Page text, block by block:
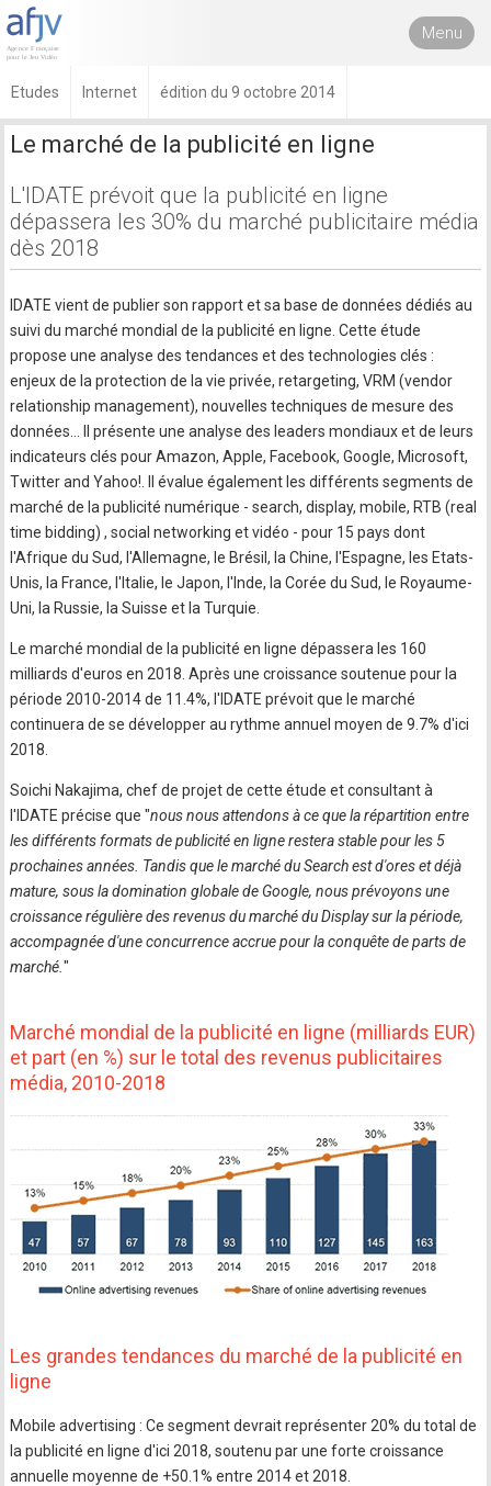
Menu
Etudes Internet édition du 9 octobre 2014
Le marché de la publicité en ligne
L'IDATE prévoit que la publicité en ligne
dépassera les 30% du marché publicitaire média
dès 2018
IDATE vient de publier son rapport et sa base de données dédiés au
suivi du marché mondial de la publicité en ligne. Cette étude
propose une analyse des tendances et des technologies clés :
enjeux de la protection de la vie privée, retargeting, VRM (vendor
relationship management), nouvelles techniques de mesure des
données… Il présente une analyse des leaders mondiaux et de leurs
indicateurs clés pour Amazon, Apple, Facebook, Google, Microsoft,
Twitter and Yahoo!. Il évalue également les différents segments de
marché de la publicité numérique - search, display, mobile, RTB (real
time bidding) , social networking et vidéo - pour 15 pays dont
l'Afrique du Sud, l'Allemagne, le Brésil, la Chine, l'Espagne, les Etats-
Unis, la France, l'Italie, le Japon, l'Inde, la Corée du Sud, le Royaume-
Uni, la Russie, la Suisse et la Turquie.
Le marché mondial de la publicité en ligne dépassera les 160
milliards d'euros en 2018. Après une croissance soutenue pour la
période 2010-2014 de 11.4%, l'IDATE prévoit que le marché
continuera de se développer au rythme annuel moyen de 9.7% d'ici
2018.
Soichi Nakajima, chef de projet de cette étude et consultant à
l'IDATE précise que "nous nous attendons à ce que la répartition entre
les différents formats de publicité en ligne restera stable pour les 5
prochaines années. Tandis que le marché du Search est d'ores et déjà
mature, sous la domination globale de Google, nous prévoyons une
croissance régulière des revenus du marché du Display sur la période,
accompagnée d'une concurrence accrue pour la conquête de parts de
marché."
Marché mondial de la publicité en ligne (milliards EUR)
et part (en %) sur le total des revenus publicitaires
média, 2010-2018
Les grandes tendances du marché de la publicité en
ligne
Mobile advertising : Ce segment devrait représenter 20% du total de
la publicité en ligne d'ici 2018, soutenu par une forte croissance
annuelle moyenne de +50.1% entre 2014 et 2018.